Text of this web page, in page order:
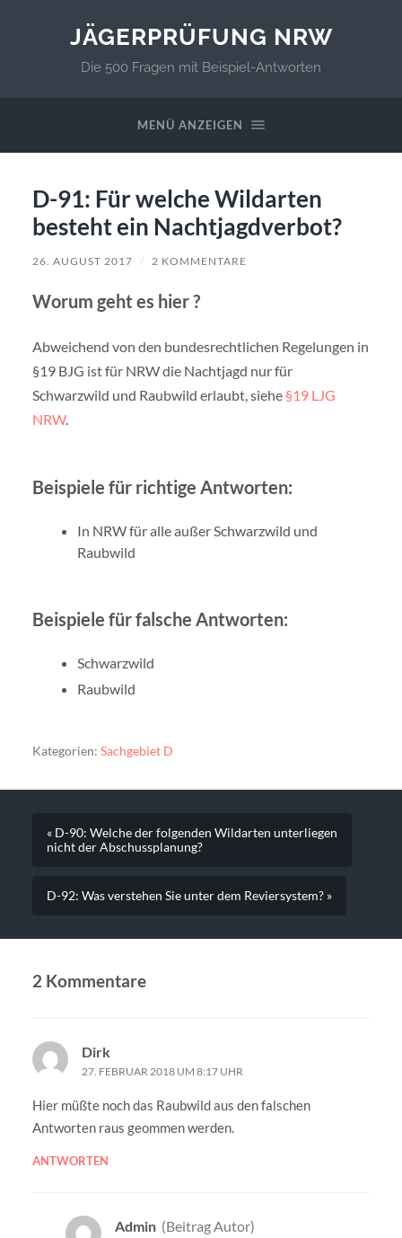
JÄGERPRÜFUNG NRW
Die 500 Fragen mit Beispiel-Antworten
MENÜ ANZEIGEN
D-91: Für welche Wildarten
besteht ein Nachtjagdverbot?
26. AUGUST 2017 / 2 KOMMENTARE
Worum geht es hier ?
Abweichend von den bundesrechtlichen Regelungen in
§19 BJG ist für NRW die Nachtjagd nur für
Schwarzwild und Raubwild erlaubt, siehe §19 LJG
NRW.
Beispiele für richtige Antworten:
In NRW für alle außer Schwarzwild und
Raubwild
Beispiele für falsche Antworten:
Schwarzwild
Raubwild
Kategorien: Sachgebiet D
« D-90: Welche der folgenden Wildarten unterliegen
nicht der Abschussplanung?
D-92: Was verstehen Sie unter dem Reviersystem? »
2 Kommentare
Dirk
27. FEBRUAR 2018 UM 8:17 UHR
Hier müßte noch das Raubwild aus den falschen
Antworten raus geommen werden.
ANTWORTEN
Admin (Beitrag Autor)